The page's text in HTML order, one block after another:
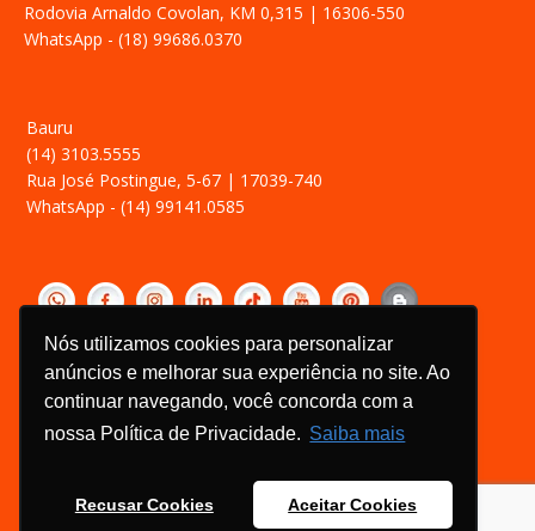
Nós utilizamos cookies para personalizar
anúncios e melhorar sua experiência no site. Ao
continuar navegando, você concorda com a
nossa Política de Privacidade. Saiba mais
Recusar Cookies Aceitar Cookies
Rodovia Arnaldo Covolan, KM 0,315 | 16306-550
WhatsApp - (18) 99686.0370
Bauru
(14) 3103.5555
Rua José Postingue, 5-67 | 17039-740
WhatsApp - (14) 99141.0585
Política de Privacidade
Relatório Transparência Salarial
Canal de Ética